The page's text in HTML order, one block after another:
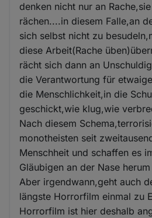
denken nicht nur an
rächen....in diesem Falle,an
sich selbst nicht zu
diese Arbeit(Rache
rächt sich dann an
die Verantwortung für
die Menschlichkeit,in die
geschickt,wie klug,wie
Nach diesem
monotheisten seit
Menschheit und schaffen es
Gläubigen an der Nase
Aber irgendwann,geht auch
längste Horrorfilm einmal zu
Horrorfilm ist hier deshalb